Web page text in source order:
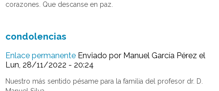
corazones. Que descanse en paz.
condolencias
Enlace permanente Enviado por Manuel García Pérez el
Lun, 28/11/2022 - 20:24
Nuestro más sentido pésame para la familia del profesor dr. D.